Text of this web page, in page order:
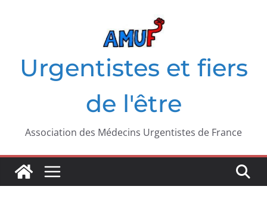
Urgentistes et fiers
de l'être
Association des Médecins Urgentistes de France